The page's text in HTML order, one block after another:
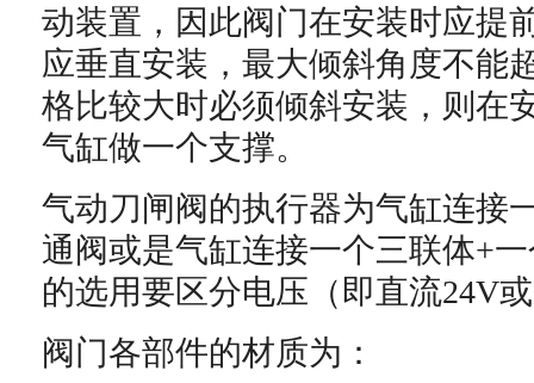
动装置，因此阀门在安装时应提
应垂直安装，最大倾斜角度不能
格比较大时必须倾斜安装，则在
气缸做一个支撑。
气动刀闸阀的执行器为气缸连接
通阀或是气缸连接一个三联体+
的选用要区分电压（即直流24V
阀门各部件的材质为：